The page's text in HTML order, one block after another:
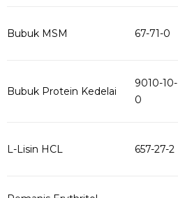
Bubuk MSM 67-71-0
Bubuk Protein Kedelai
9010-10-
0
L-Lisin HCL 657-27-2